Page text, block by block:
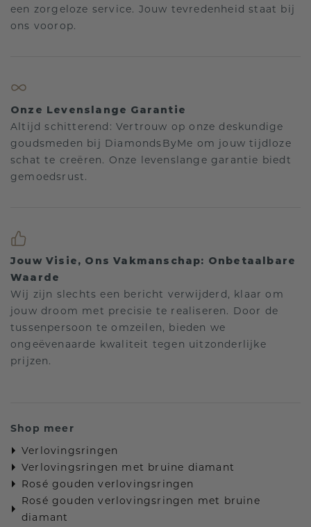
een zorgeloze service. Jouw tevredenheid staat bij
ons voorop.
Onze Levenslange Garantie
Altijd schitterend: Vertrouw op onze deskundige
goudsmeden bij DiamondsByMe om jouw tijdloze
schat te creëren. Onze levenslange garantie biedt
gemoedsrust.
Jouw Visie, Ons Vakmanschap: Onbetaalbare
Waarde
Wij zijn slechts een bericht verwijderd, klaar om
jouw droom met precisie te realiseren. Door de
tussenpersoon te omzeilen, bieden we
ongeëvenaarde kwaliteit tegen uitzonderlijke
prijzen.
Shop meer
Verlovingsringen
Verlovingsringen met bruine diamant
Rosé gouden verlovingsringen
Rosé gouden verlovingsringen met bruine
diamant